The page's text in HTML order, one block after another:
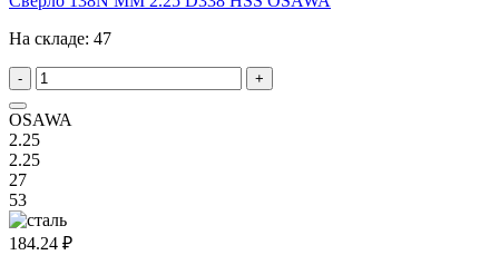
На складе: 47
- +
OSAWA
2.25
2.25
27
53
184.24 ₽